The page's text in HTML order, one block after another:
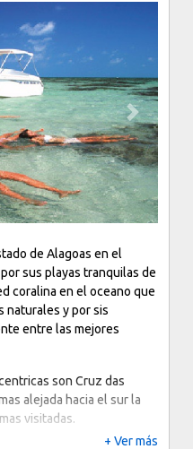
Next
de Alagoas en el
sus playas tranquilas de
coralina en el oceano que
naturales y por sis
entre las mejores
son Cruz das
alejada hacia el sur la
visitadas.
+ Ver más